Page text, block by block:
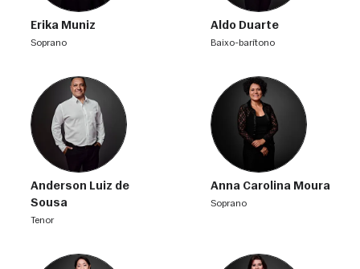
Erika Muniz
soprano
Aldo Duarte
baixo-barítono
Anderson Luiz de
Sousa
tenor
Anna Carolina Moura
soprano